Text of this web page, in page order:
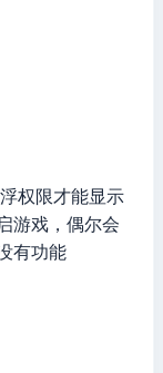
权限才能显示
游戏，偶尔会
有功能